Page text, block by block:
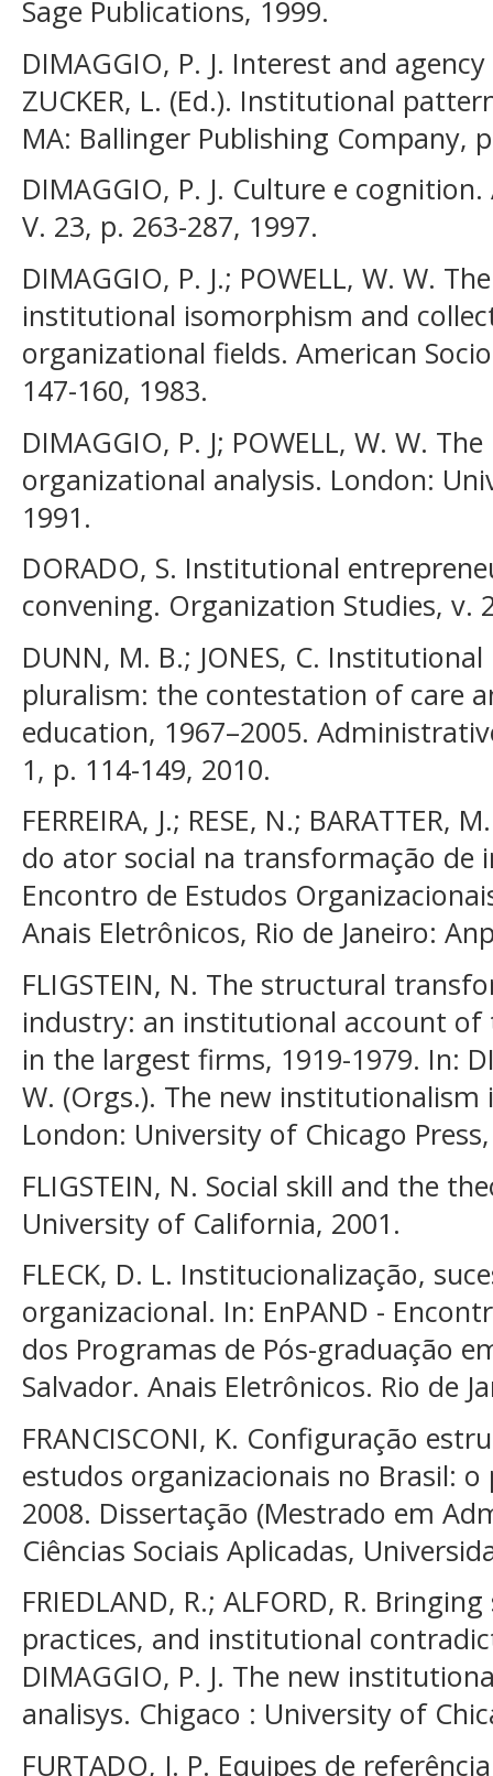
Sage Publications, 1999.
DIMAGGIO, P. J. Interest and
ZUCKER, L. (Ed.). Institutional
MA: Ballinger Publishing Company,
DIMAGGIO, P. J. Culture e
V. 23, p. 263-287, 1997.
DIMAGGIO, P. J.; POWELL, W. W.
institutional isomorphism and
organizational fields. American
147-160, 1983.
DIMAGGIO, P. J; POWELL, W. W.
organizational analysis. London:
1991.
DORADO, S. Institutional
convening. Organization Studies, v.
DUNN, M. B.; JONES, C.
pluralism: the contestation of care
education, 1967–2005.
1, p. 114-149, 2010.
FERREIRA, J.; RESE, N.; BARATTER,
do ator social na transformação de
Encontro de Estudos
Anais Eletrônicos, Rio de Janeiro:
FLIGSTEIN, N. The structural
industry: an institutional account of
in the largest firms, 1919-1979. In:
W. (Orgs.). The new
London: University of Chicago
FLIGSTEIN, N. Social skill and the
University of California, 2001.
FLECK, D. L. Institucionalização,
organizacional. In: EnPAND -
dos Programas de Pós-graduação
Salvador. Anais Eletrônicos. Rio de
FRANCISCONI, K. Configuração
estudos organizacionais no Brasil:
2008. Dissertação (Mestrado em
Ciências Sociais Aplicadas,
FRIEDLAND, R.; ALFORD, R.
practices, and institutional
DIMAGGIO, P. J. The new
analisys. Chigaco : University of
FURTADO, J. P. Equipes de